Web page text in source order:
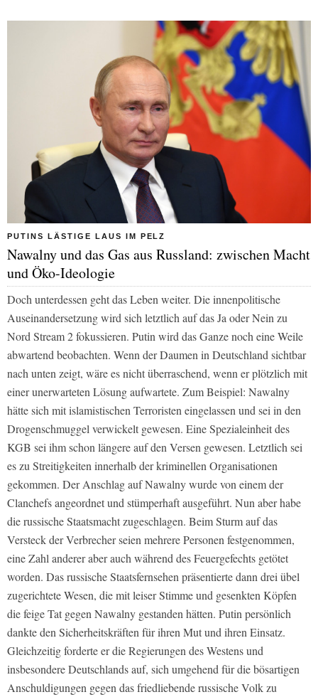
PUTINS LÄSTIGE LAUS IM PELZ
Nawalny und das Gas aus Russland: zwischen Macht
und Öko-Ideologie
Doch unterdessen geht das Leben weiter. Die innenpolitische
Auseinandersetzung wird sich letztlich auf das Ja oder Nein zu
Nord Stream 2 fokussieren. Putin wird das Ganze noch eine Weile
abwartend beobachten. Wenn der Daumen in Deutschland sichtbar
nach unten zeigt, wäre es nicht überraschend, wenn er plötzlich mit
einer unerwarteten Lösung aufwartete. Zum Beispiel: Nawalny
hätte sich mit islamistischen Terroristen eingelassen und sei in den
Drogenschmuggel verwickelt gewesen. Eine Spezialeinheit des
KGB sei ihm schon längere auf den Versen gewesen. Letztlich sei
es zu Streitigkeiten innerhalb der kriminellen Organisationen
gekommen. Der Anschlag auf Nawalny wurde von einem der
Clanchefs angeordnet und stümperhaft ausgeführt. Nun aber habe
die russische Staatsmacht zugeschlagen. Beim Sturm auf das
Versteck der Verbrecher seien mehrere Personen festgenommen,
eine Zahl anderer aber auch während des Feuergefechts getötet
worden. Das russische Staatsfernsehen präsentierte dann drei übel
zugerichtete Wesen, die mit leiser Stimme und gesenkten Köpfen
die feige Tat gegen Nawalny gestanden hätten. Putin persönlich
dankte den Sicherheitskräften für ihren Mut und ihren Einsatz.
Gleichzeitig forderte er die Regierungen des Westens und
insbesondere Deutschlands auf, sich umgehend für die bösartigen
Anschuldigungen gegen das friedliebende russische Volk zu